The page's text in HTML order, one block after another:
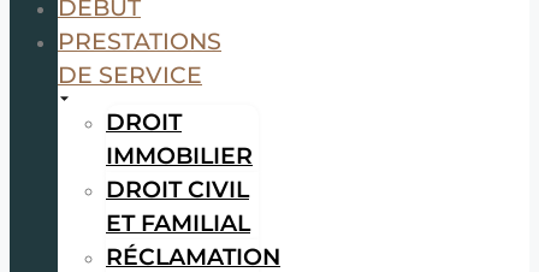
DÉBUT
PRESTATIONS
DE SERVICE
DROIT
IMMOBILIER
DROIT CIVIL
ET FAMILIAL
RÉCLAMATION